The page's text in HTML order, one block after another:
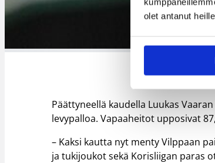
olet antanut
Päättyneellä kaudella Luukas
levypalloa. Vapaaheitot upposivat
– Kaksi kautta nyt menty Vilppaan
ja tukijoukot sekä Korisliigan paras